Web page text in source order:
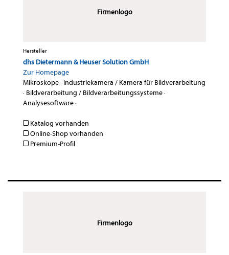
Firmenlogo
Hersteller
dhs Dietermann & Heuser Solution GmbH
Zur Homepage
Mikroskope· Industriekamera / Kamera für Bildverarbeitung
· Bildverarbeitung / Bildverarbeitungssysteme·
Analysesoftware·
Katalog vorhanden
Online-Shop vorhanden
Premium-Profil
Firmenlogo